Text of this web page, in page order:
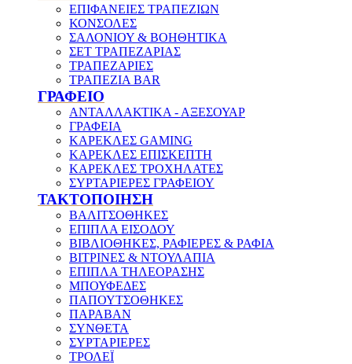
ΕΠΙΦΑΝΕΙΕΣ ΤΡΑΠΕΖΙΩΝ
ΚΟΝΣΟΛΕΣ
ΣΑΛΟΝΙΟΥ & ΒΟΗΘΗΤΙΚΑ
ΣΕΤ ΤΡΑΠΕΖΑΡΙΑΣ
ΤΡΑΠΕΖΑΡΙΕΣ
ΤΡΑΠΕΖΙΑ BAR
ΓΡΑΦΕΙΟ
ΑΝΤΑΛΛΑΚΤΙΚΑ - ΑΞΕΣΟΥΑΡ
ΓΡΑΦΕΙΑ
ΚΑΡΕΚΛΕΣ GAMING
ΚΑΡΕΚΛΕΣ ΕΠΙΣΚΕΠΤΗ
ΚΑΡΕΚΛΕΣ ΤΡΟΧΗΛΑΤΕΣ
ΣΥΡΤΑΡΙΕΡΕΣ ΓΡΑΦΕΙΟΥ
ΤΑΚΤΟΠΟΙΗΣΗ
ΒΑΛΙΤΣΟΘΗΚΕΣ
ΕΠΙΠΛΑ ΕΙΣΟΔΟΥ
ΒΙΒΛΙΟΘΗΚΕΣ, ΡΑΦΙΕΡΕΣ & ΡΑΦΙΑ
ΒΙΤΡΙΝΕΣ & ΝΤΟΥΛΑΠΙΑ
ΕΠΙΠΛΑ ΤΗΛΕΟΡΑΣΗΣ
ΜΠΟΥΦΕΔΕΣ
ΠΑΠΟΥΤΣΟΘΗΚΕΣ
ΠΑΡΑΒΑΝ
ΣΥΝΘΕΤΑ
ΣΥΡΤΑΡΙΕΡΕΣ
ΤΡΟΛΕΪ